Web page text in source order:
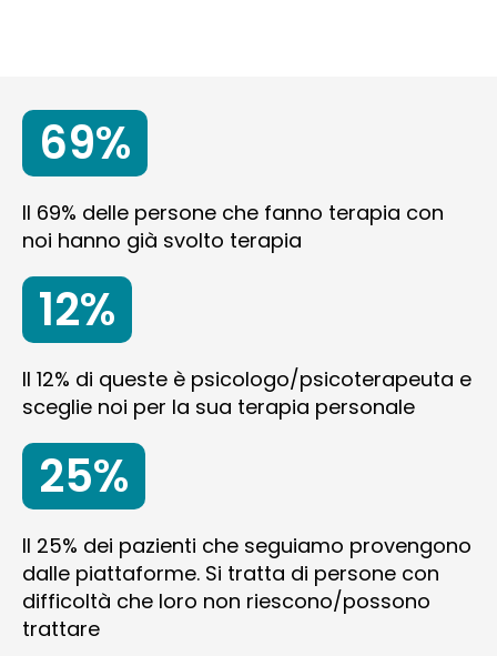
69%
Il 69% delle persone che fanno terapia con
noi hanno già svolto terapia
12%
Il 12% di queste è psicologo/psicoterapeuta e
sceglie noi per la sua terapia personale
25%
Il 25% dei pazienti che seguiamo provengono
dalle piattaforme. Si tratta di persone con
difficoltà che loro non riescono/possono
trattare